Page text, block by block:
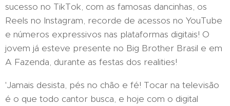
sucesso no TikTok, com as famosas dancinhas, os
Reels no Instagram, recorde de acessos no YouTube
e números expressivos nas plataformas digitais! O
jovem já esteve presente no Big Brother Brasil e em
A Fazenda, durante as festas dos realities!
'Jamais desista, pés no chão e fé! Tocar na televisão
é o que todo cantor busca, e hoje com o digital